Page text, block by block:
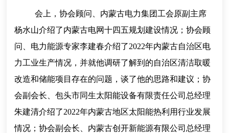
会上，协会顾问、内蒙古电力集团工会原副主席
杨水山介绍了内蒙古电网十四五规划建设情况；协会顾
问、电力能源专家李建春介绍了2022年内蒙古自治区电
力工业生产情况，并就他调研了解到的自治区清洁取暖
改造和储能项目存在的问题，谈了他的思路和建议；协
会副会长、包头市同生太阳能设备有限责任公司总经理
朱建清介绍了2022年内蒙古地区太阳能热利用行业发展
情况；协会副会长、内蒙古创开新能源有限公司总经理